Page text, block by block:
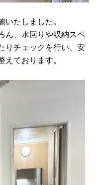
たしました。
ん、水回りや収納スペ
りチェックを行い、安
ております。